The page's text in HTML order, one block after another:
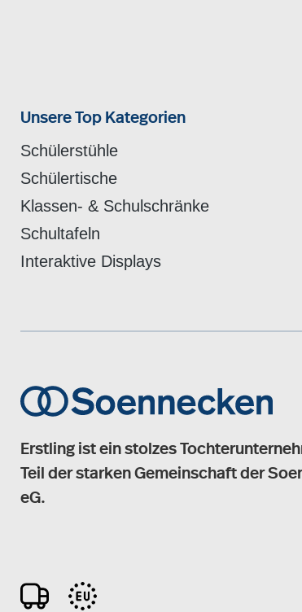
Unsere Top Kategorien
Schülerstühle
Schülertische
Klassen- & Schulschränke
Schultafeln
Interaktive Displays
Erstling ist ein stolzes
Teil der starken Gemeinschaft der
eG.